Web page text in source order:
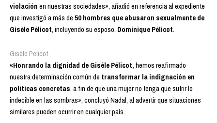
violaciónen nuestras sociedades», añadió en referencia al expediente
que investigó a más de 50 hombres que abusaron sexualmente de
Gisèle Pélicot, incluyendo su esposo, Dominique Pélicot.
Gisèle Pelicot.
«Honrando la dignidad de Gisèle Pélicot,hemos reafirmado
nuestra determinación común de transformar la indignación en
políticas concretas, a fin de que una mujer no tenga que sufrir lo
indecible en las sombras», concluyó Nadal, al advertir que situaciones
similares pueden ocurrir en cualquier país.